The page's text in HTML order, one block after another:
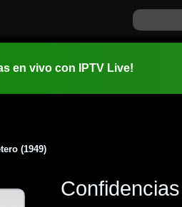
en vivo con IPTV Live!
(1949)
Confidencias